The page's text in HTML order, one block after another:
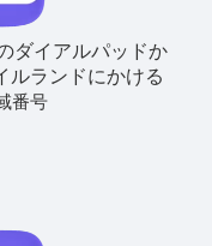
ダイアルパッドか
ルランドにかける
番号